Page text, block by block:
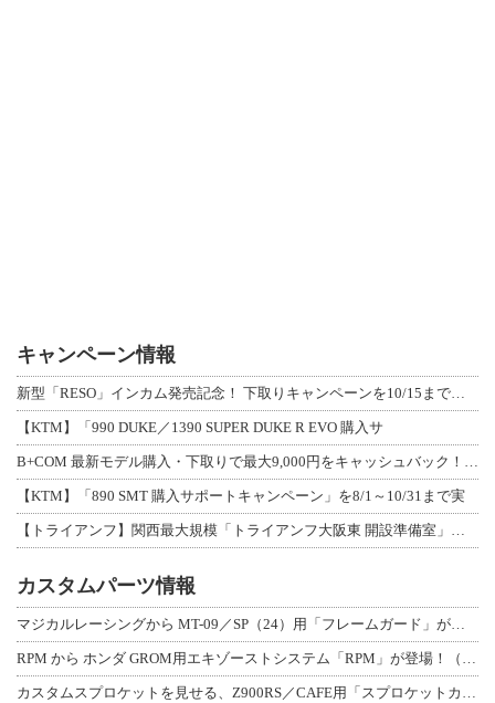
キャンペーン情報
新型「RESO」インカム発売記念！ 下取りキャンペーンを10/15まで延長して開
【KTM】「990 DUKE／1390 SUPER DUKE R EVO 購入サ
B+COM 最新モデル購入・下取りで最大9,000円をキャッシュバック！「B+F
【KTM】「890 SMT 購入サポートキャンペーン」を8/1～10/31まで実
【トライアンフ】関西最大規模「トライアンフ大阪東 開設準備室」がオープン！ 限定
カスタムパーツ情報
マジカルレーシングから MT-09／SP（24）用「フレームガード」が登場！
RPM から ホンダ GROM用エキゾーストシステム「RPM」が登場！（動画あり
カスタムスプロケットを見せる、Z900RS／CAFE用「スプロケットカバーフルキ